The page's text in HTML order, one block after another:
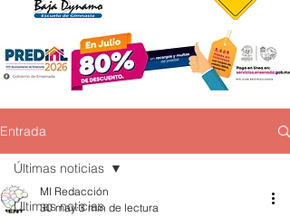
Entrada
Últimas noticias
Últimas noticias
MI Redacción
30 may 3 min de lectura